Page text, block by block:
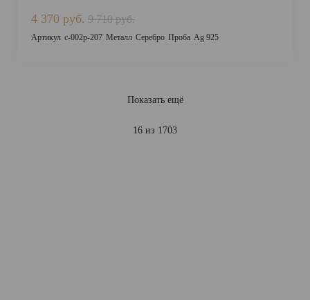
4 370 руб. 9 710 руб.
Артикул с-002р-207 Металл Серебро Проба Ag 925
Показать ещё
16 из 1703